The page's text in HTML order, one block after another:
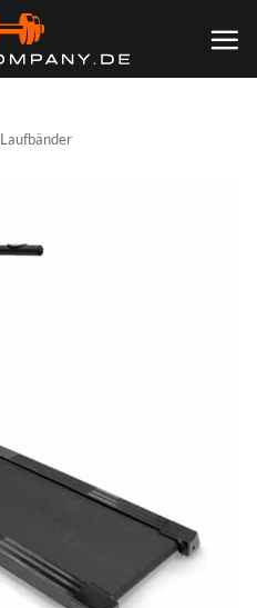
Laufbänder